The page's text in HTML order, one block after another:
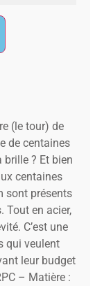
(le tour) de
de centaines
? Et bien
centaines
sont présents
Tout en acier,
C’est une
qui veulent
leur budget
– Matière :